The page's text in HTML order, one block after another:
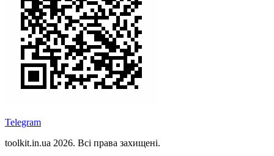
Telegram
toolkit.in.ua 2026. Всі права захищені.